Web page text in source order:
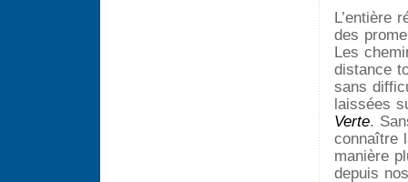
L’entière
des
Les
distance
sans
laissées
Verte.
connaître
manière
depuis